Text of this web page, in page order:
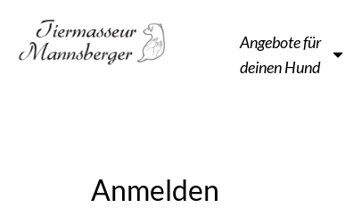
Angebote für
deinen Hund
Anmelden